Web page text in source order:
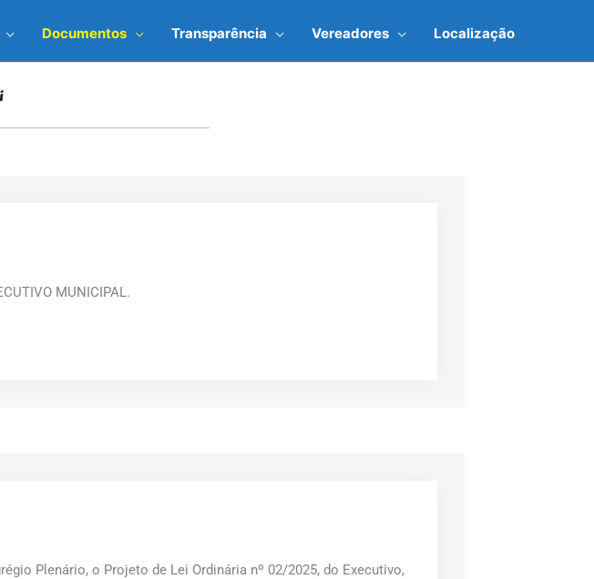
Documentos Transparência Vereadores Localização
MUNICIPAL.
Plenário, o Projeto de Lei Ordinária nº 02/2025, do Executivo,